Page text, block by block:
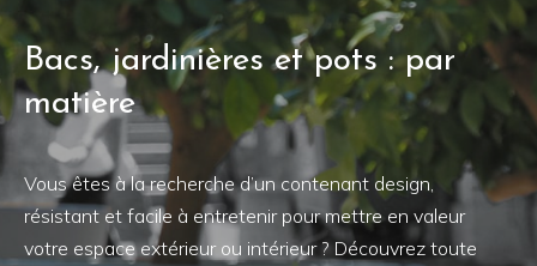
Bacs, jardinières et pots : par
matière
Vous êtes à la recherche d’un contenant design,
résistant et facile à entretenir pour mettre en valeur
votre espace extérieur ou intérieur ? Découvrez toute